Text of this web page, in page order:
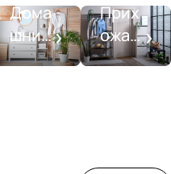
Дома
шний
SPA-
Прих
ожая
со